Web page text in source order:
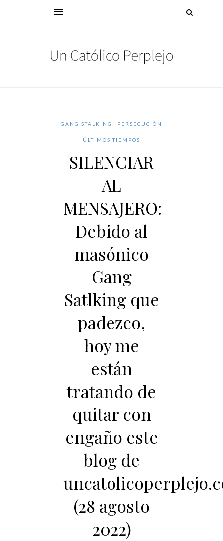
GANG STALKING PERSECUCIÓN
ÚLTIMOS TIEMPOS
SILENCIAR
AL
MENSAJERO:
Debido al
masónico
Gang
Satlking que
padezco,
hoy me
están
tratando de
quitar con
engaño este
blog de
(28 agosto
2022)